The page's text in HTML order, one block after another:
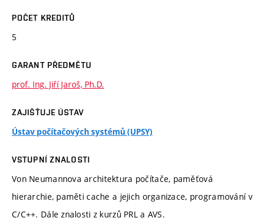
POČET KREDITŮ
5
GARANT PŘEDMĚTU
prof. Ing. Jiří Jaroš, Ph.D.
ZAJIŠŤUJE ÚSTAV
Ústav počítačových systémů (UPSY)
VSTUPNÍ ZNALOSTI
Von Neumannova architektura počítače, paměťová
hierarchie, paměti cache a jejich organizace, programování v
C/C++. Dále znalosti z kurzů PRL a AVS.